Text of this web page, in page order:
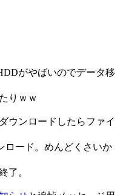
がやばいのでデータ移
りｗｗ
ウンロードしたらファイ
ロード。めんどくさいか
了。